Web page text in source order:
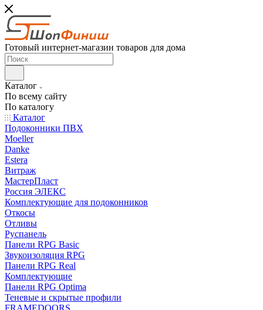
Готовый интернет-магазин товаров для дома
Каталог
По всему сайту
По каталогу
Каталог
Подоконники ПВХ
Moeller
Danke
Estera
Витраж
МастерПласт
Россия ЭЛЕКС
Комплектующие для подоконников
Откосы
Отливы
Руспанель
Панели RPG Basic
Звукоизоляция RPG
Панели RPG Real
Комплектующие
Панели RPG Optima
Теневые и скрытые профили
FRAMEDOORS